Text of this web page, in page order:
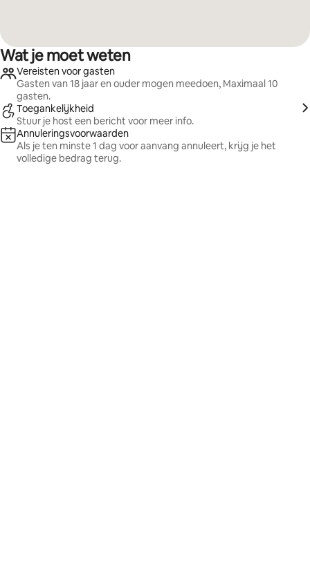
Wat je moet weten
Vereisten voor gasten
Gasten van 18 jaar en ouder mogen meedoen, Maximaal 10
gasten.
Toegankelijkheid
Stuur je host een bericht voor meer info.
Annuleringsvoorwaarden
Als je ten minste 1 dag voor aanvang annuleert, krijg je het
volledige bedrag terug.